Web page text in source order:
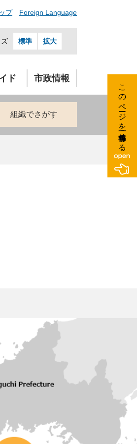
プ Foreign Language
標準 拡大
ド 市政情報
組織でさがす このページを一時保存する